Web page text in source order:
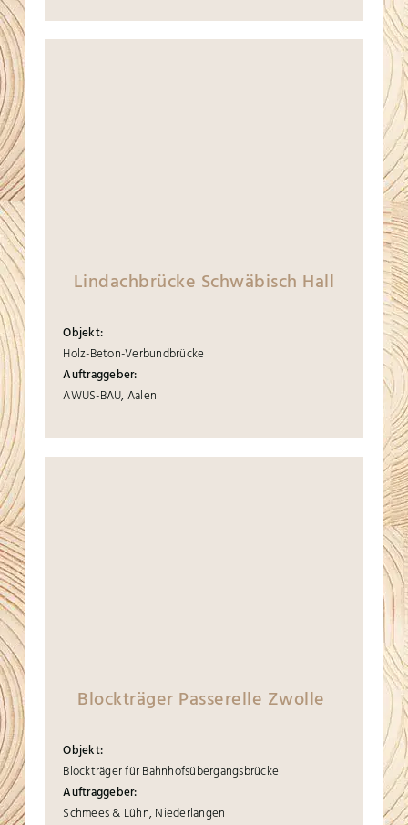
Lindachbrücke Schwäbisch Hall
Objekt:
Holz-Beton-Verbundbrücke
Auftraggeber:
AWUS-BAU, Aalen
Blockträger Passerelle Zwolle
Objekt:
Blockträger für Bahnhofsübergangsbrücke
Auftraggeber:
Schmees & Lühn, Niederlangen